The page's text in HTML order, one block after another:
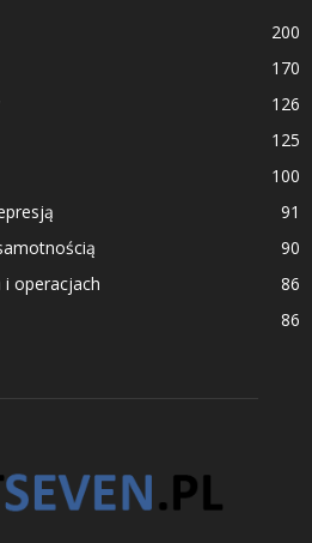
200
170
126
125
100
91
90
operacjach
86
86